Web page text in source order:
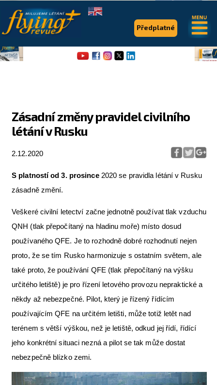
Zásadní změny pravidel civilního
létání v Rusku
2.12.2020
S platností od 3. prosince2020 se pravidla létání v Rusku
zásadně změní.
Veškeré civilní letectví začne jednotně používat tlak vzduchu
QNH (tlak přepočítaný na hladinu moře) místo dosud
používaného QFE. Je to rozhodně dobré rozhodnutí nejen
proto, že se tím Rusko harmonizuje s ostatním světem, ale
také proto, že používání QFE (tlak přepočítaný na výšku
určitého letiště) je pro řízení letového provozu nepraktické a
někdy až nebezpečné. Pilot, který je řízený řídícím
používajícím QFE na určitém letišti, může totiž letět nad
terénem s větší výškou, než je letiště, odkud jej řídí, řídící
jeho konkrétní situaci nezná a pilot se tak může dostat
nebezpečně blízko zemi.
Předplatné
.
Série & speciály
Letecká videa
Letecká muzea
VFR Communication app
The SAFE Guide app
Nabídky práce v letectví
Inzerujte s námi